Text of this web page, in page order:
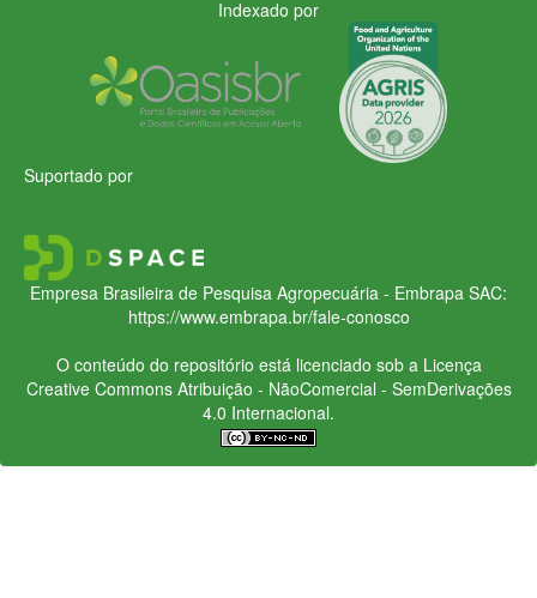
Indexado por
Suportado por
Empresa Brasileira de Pesquisa Agropecuária - Embrapa SAC:
https://www.embrapa.br/fale-conosco
O conteúdo do repositório está licenciado sob a Licença
Creative CommonsAtribuição - NãoComercial - SemDerivações
4.0 Internacional.